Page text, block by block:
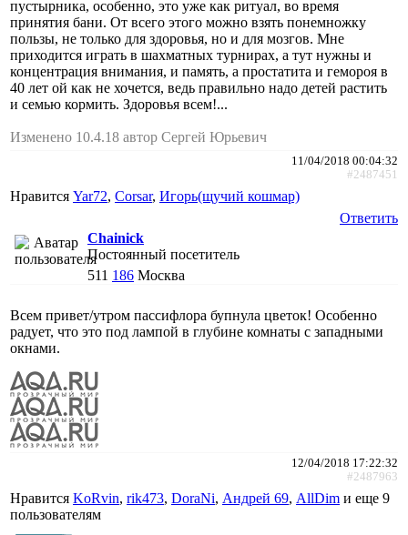
пустырника, особенно, это уже как ритуал, во время
принятия бани. От всего этого можно взять понемножку
пользы, не только для здоровья, но и для мозгов. Мне
приходится играть в шахматных турнирах, а тут нужны и
концентрация внимания, и память, а простатита и гемороя в
40 лет ой как не хочется, ведь правильно надо детей растить
и семью кормить. Здоровья всем!...
Изменено 10.4.18 автор Сергей Юрьевич
11/04/2018 00:04:32
#2487451
Нравится Yar72, Corsar, Игорь(щучий кошмар)
Ответить
Chainick
Постоянный посетитель
511 186 Москва
Всем привет/утром пассифлора бупнула цветок! Особенно
радует, что это под лампой в глубине комнаты с западными
окнами.
12/04/2018 17:22:32
#2487963
Нравится KoRvin, rik473, DoraNi, Андрей 69, AllDim и еще 9
пользователям